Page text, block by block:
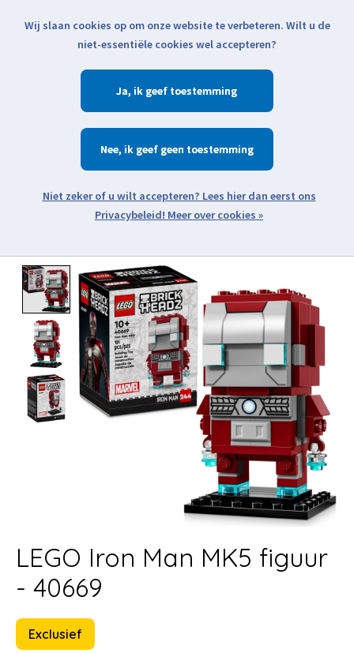
Klik voor actuele verzendinformatie...
Verlanglijst
Zoeken
Open webshop menu
Product image slideshow Items
LEGO Iron Man MK5 figuur
- 40669
Exclusief
Wij slaan cookies op om onze website te verbeteren. Wilt u de
niet-essentiële cookies wel accepteren?
Ja
Nee
Meer over cookies »